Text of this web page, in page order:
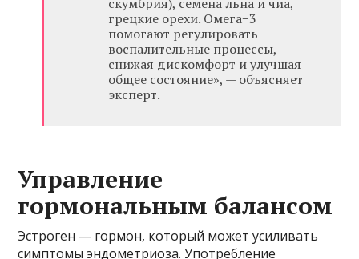
грецкие орехи. Омега−3
помогают регулировать
воспалительные процессы,
снижая дискомфорт и улучшая
общее состояние», — объясняет
эксперт.
Управление
гормональным балансом
Эстроген — гормон, который может усиливать
симптомы эндометриоза. Употребление